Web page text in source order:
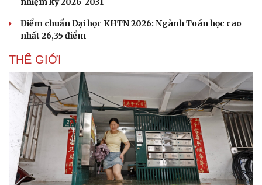
Điểm chuẩn Đại học KHTN 2026: Ngành Toán học cao
nhất 26,35 điểm
THẾ GIỚI